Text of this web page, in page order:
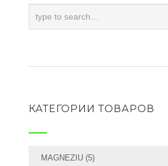
КАТЕГОРИИ ТОВАРОВ
MAGNEZIU (5)